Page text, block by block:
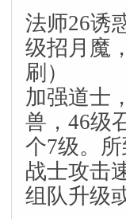
法师26诱
级招月魔
刷）
加强道士
兽，46级
个7级。
战士攻击
组队升级